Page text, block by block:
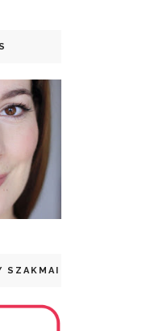
SZAKMAI DÍJ